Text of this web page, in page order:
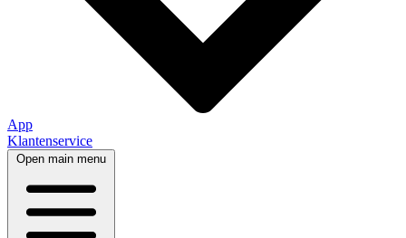
App
Klantenservice
Open main menu